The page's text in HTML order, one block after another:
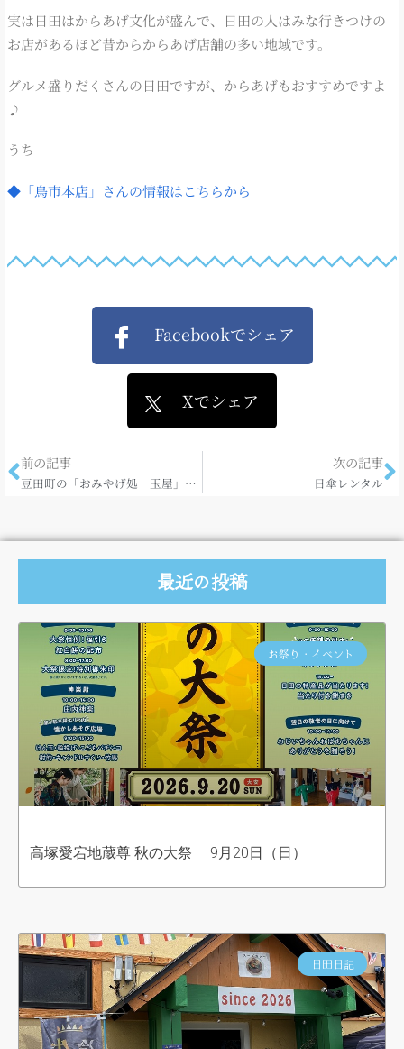
実は日田はからあげ文化が盛んで、日田の人はみな行きつけの
お店があるほど昔からからあげ店舗の多い地域です。
グルメ盛りだくさんの日田ですが、からあげもおすすめですよ
♪
うち
◆「鳥市本店」さんの情報はこちらから
Facebookでシェア
Xでシェア
前の記事
豆田町の「おみやげ処 玉屋」さんでお箸を♪
次の記事
日傘レンタル
最近の投稿
お祭り・イベント
高塚愛宕地蔵尊 秋の大祭 9月20日（日）
日田日記